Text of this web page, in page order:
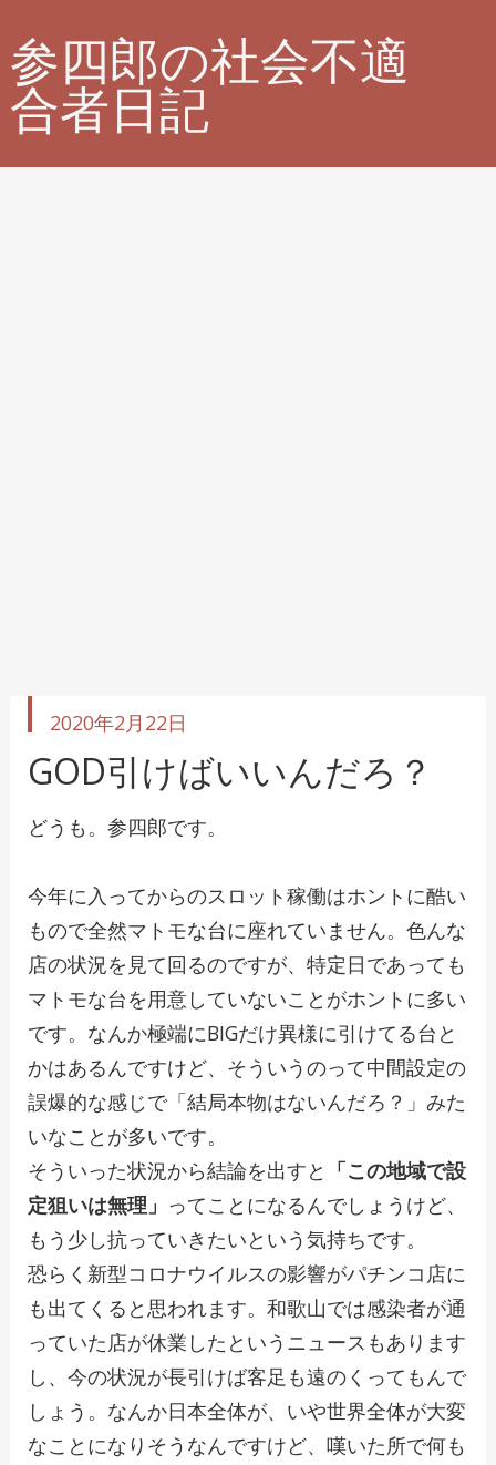
参四郎の社会不適
合者日記
投
日
2020年2月22日
GOD引けばいいんだろ？
どうも。参四郎です。
今年に入ってからのスロット稼働はホントに酷い
もので全然マトモな台に座れていません。色んな
店の状況を見て回るのですが、特定日であっても
マトモな台を用意していないことがホントに多い
です。なんか極端にBIGだけ異様に引けてる台と
かはあるんですけど、そういうのって中間設定の
誤爆的な感じで「結局本物はないんだろ？」みた
いなことが多いです。
そういった状況から結論を出すと 「この地域で設
定狙いは無理」 ってことになるんでしょうけど、
もう少し抗っていきたいという気持ちです。
恐らく新型コロナウイルスの影響がパチンコ店に
も出てくると思われます。和歌山では感染者が通
っていた店が休業したというニュースもあります
し、今の状況が長引けば客足も遠のくってもんで
しょう。なんか日本全体が、いや世界全体が大変
なことになりそうなんですけど、嘆いた所で何も